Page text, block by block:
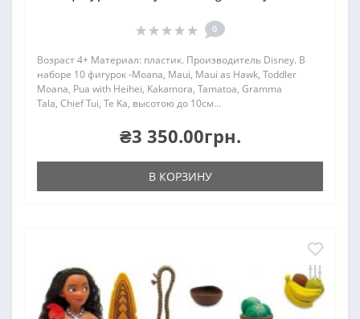
0
Возраст 4+ Материал: пластик. Производитель Disney. В
наборе 10 фигурок -Moana, Maui, Maui as Hawk, Toddler
Moana, Pua with Heihei, Kakamora, Tamatoa, Gramma
Tala, Chief Tui, Te Ka, высотою до 10см...
₴3 350.00грн.
В КОРЗИНУ